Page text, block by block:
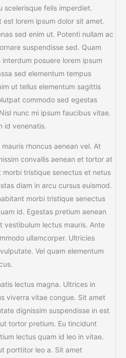
scelerisque felis imperdiet.
lorem ipsum dolor sit amet.
sed enim ut. Potenti nullam ac
suspendisse sed. Quam
posuere lorem ipsum
sed elementum tempus
ut tellus elementum sagittis
commodo sed egestas
nunc mi ipsum faucibus vitae.
id venenatis.
rhoncus aenean vel. At
convallis aenean et tortor at
morbi tristique senectus et netus
diam in arcu cursus euismod.
morbi tristique senectus
id. Egestas pretium aenean
vestibulum lectus mauris. Ante
ullamcorper. Ultricies
Vel quam elementum
lectus magna. Ultrices in
viverra vitae congue. Sit amet
dignissim suspendisse in est
tortor pretium. Eu tincidunt
lectus quam id leo in vitae.
porttitor leo a. Sit amet